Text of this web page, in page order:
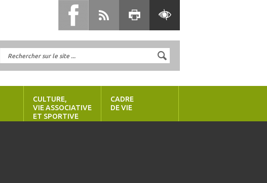
CULTURE,
VIE ASSOCIATIVE
ET SPORTIVE
CADRE
DE VIE